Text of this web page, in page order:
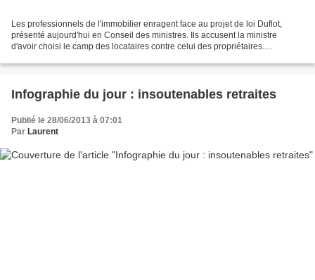
Les professionnels de l'immobilier enragent face au projet de loi Duflot,
présenté aujourd'hui en Conseil des ministres. Ils accusent la ministre
d'avoir choisi le camp des locataires contre celui des propriétaires.
Infographie du jour : insoutenables retraites
Publié le 28/06/2013 à 07:01
Par Laurent